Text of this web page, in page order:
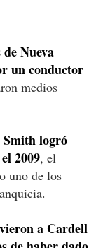
Nueva
un conductor
medios
Smith logró
2009, el
uno de los
a Cardell